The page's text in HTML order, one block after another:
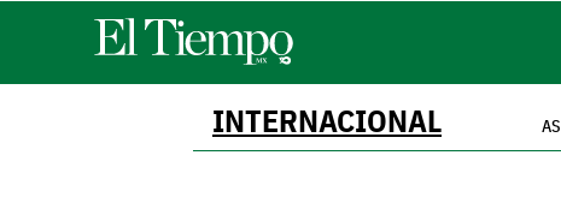
INTERNACIONAL